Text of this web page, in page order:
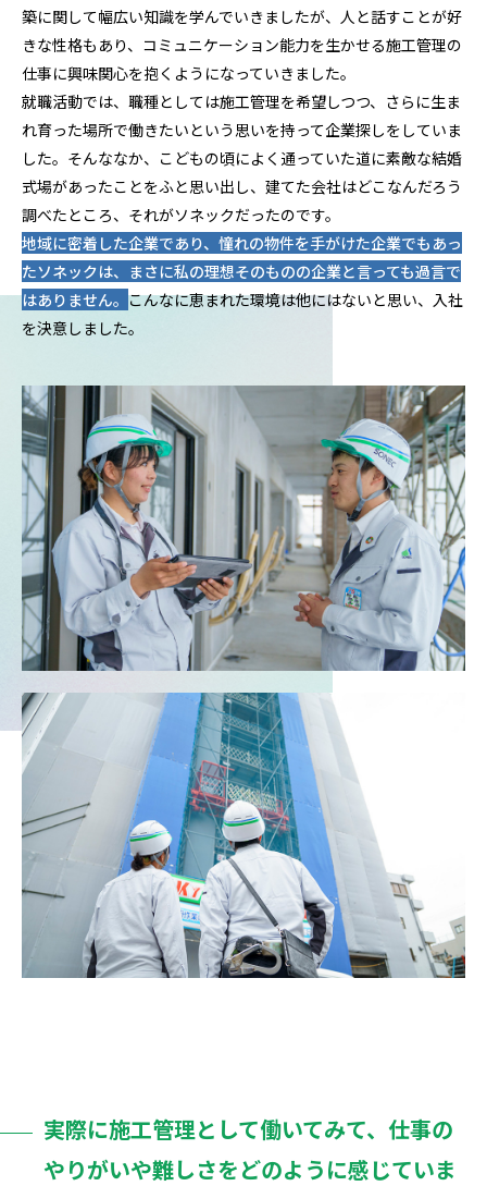
築に関して幅広い知識を学んでいきましたが、人と話すことが好
きな性格もあり、コミュニケーション能力を生かせる施工管理の
仕事に興味関心を抱くようになっていきました。
就職活動では、職種としては施工管理を希望しつつ、さらに生ま
れ育った場所で働きたいという思いを持って企業探しをしていま
した。そんななか、こどもの頃によく通っていた道に素敵な結婚
式場があったことをふと思い出し、建てた会社はどこなんだろう
調べたところ、それがソネックだったのです。
地域に密着した企業であり、憧れの物件を手がけた企業でもあっ
たソネックは、まさに私の理想そのものの企業と言っても過言で
はありません。 こんなに恵まれた環境は他にはないと思い、入社
を決意しました。
実際に施工管理として働いてみて、仕事の
やりがいや難しさをどのように感じていま